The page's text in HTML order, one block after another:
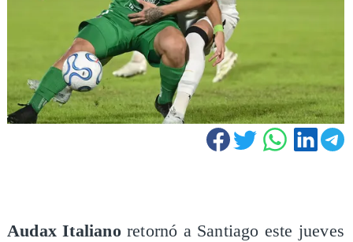
Audax Italianoretornó a Santiago este jueves